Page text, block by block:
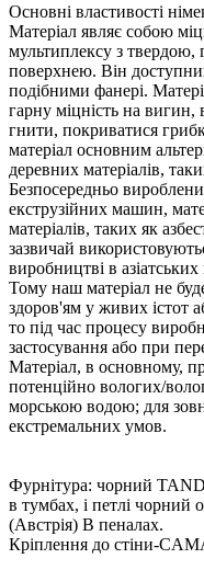
Основні властивості
Матеріал являє собою
мультиплексу з твердою,
поверхнею. Він
подібними фанері.
гарну міцність на
гнити, покриватися
матеріал основним
деревних матеріалів,
Безпосередньо
екструзійних машин,
матеріалів, таких як
зазвичай
виробництві в азіатських
Тому наш матеріал не
здоров'ям у живих істот
то під час процесу
застосування або при
Матеріал, в основному,
потенційно вологих/
морською водою; для
екстремальних умов.
Фурнітура: чорний
в тумбах, і петлі
(Австрія) В пеналах.
Кріплення до стіни-